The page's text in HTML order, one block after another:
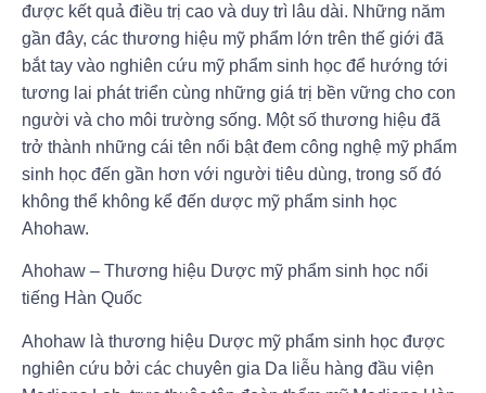
được kết quả điều trị cao và duy trì lâu dài. Những năm
gần đây, các thương hiệu mỹ phẩm lớn trên thế giới đã
bắt tay vào nghiên cứu mỹ phẩm sinh học để hướng tới
tương lai phát triển cùng những giá trị bền vững cho con
người và cho môi trường sống. Một số thương hiệu đã
trở thành những cái tên nổi bật đem công nghệ mỹ phẩm
sinh học đến gần hơn với người tiêu dùng, trong số đó
không thể không kể đến dược mỹ phẩm sinh học
Ahohaw.
Ahohaw – Thương hiệu Dược mỹ phẩm sinh học nổi
tiếng Hàn Quốc
Ahohaw là thương hiệu Dược mỹ phẩm sinh học được
nghiên cứu bởi các chuyên gia Da liễu hàng đầu viện